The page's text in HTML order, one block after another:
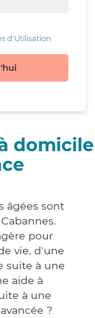
d'Utilisation
domicile
âgées sont
pour
vie, d'une
suite à une
aide à
à une
?